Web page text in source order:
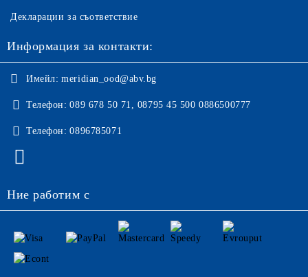
Декларации за съответствие
Информация за контакти:
Имейл: meridian_ood@abv.bg
Телефон: 089 678 50 71, 08795 45 500 0886500777
Телефон: 0896785071
Ние работим с